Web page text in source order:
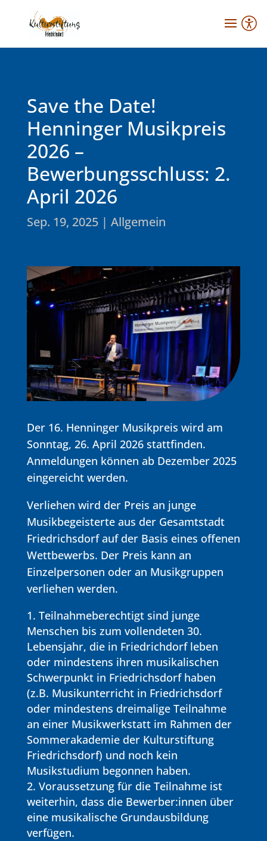
Save the Date!
Henninger Musikpreis
2026 –
Bewerbungsschluss: 2.
April 2026
Sep. 19, 2025| Allgemein
Der 16. Henninger Musikpreis wird am
Sonntag, 26. April 2026 stattfinden.
Anmeldungen können ab Dezember 2025
eingereicht werden.
Verliehen wird der Preis an junge
Musikbegeisterte aus der Gesamtstadt
Friedrichsdorf auf der Basis eines offenen
Wettbewerbs. Der Preis kann an
Einzelpersonen oder an Musikgruppen
verliehen werden.
Teilnahmeberechtigt sind junge
Menschen bis zum vollendeten 30.
Lebensjahr, die in Friedrichdorf leben
oder mindestens ihren musikalischen
Schwerpunkt in Friedrichsdorf haben
(z.B. Musikunterricht in Friedrichsdorf
oder mindestens dreimalige Teilnahme
an einer Musikwerkstatt im Rahmen der
Sommerakademie der Kulturstiftung
Friedrichsdorf) und noch kein
Musikstudium begonnen haben.
Voraussetzung für die Teilnahme ist
weiterhin, dass die Bewerber:innen über
eine musikalische Grundausbildung
verfügen.